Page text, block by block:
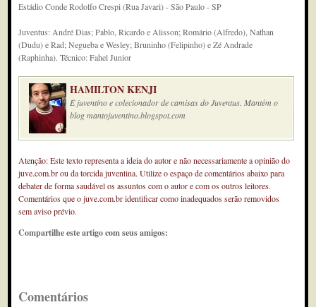
Estádio Conde Rodolfo Crespi (Rua Javari) - São Paulo - SP
Juventus: André Dias; Pablo, Ricardo e Alisson; Romário (Alfredo), Nathan
(Dudu) e Rad; Negueba e Wesley; Bruninho (Felipinho) e Zé Andrade
(Raphinha). Técnico: Fahel Junior
HAMILTON KENJI
É juventino e colecionador de camisas do Juventus. Mantém o
blog mantojuventino.blogspot.com
Atenção: Este texto representa a ideia do autor e não necessariamente a opinião do
juve.com.br ou da torcida juventina. Utilize o espaço de comentários abaixo para
debater de forma saudável os assuntos com o autor e com os outros leitores.
Comentários que o juve.com.br identificar como inadequados serão removidos
sem aviso prévio.
Compartilhe este artigo com seus amigos:
Comentários